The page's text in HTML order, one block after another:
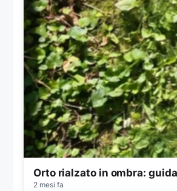
Orto rialzato in ombra:
2 mesi fa